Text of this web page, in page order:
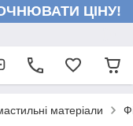
ЦІНУ!
матеріали